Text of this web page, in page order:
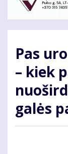
Pas
– kiek
galės